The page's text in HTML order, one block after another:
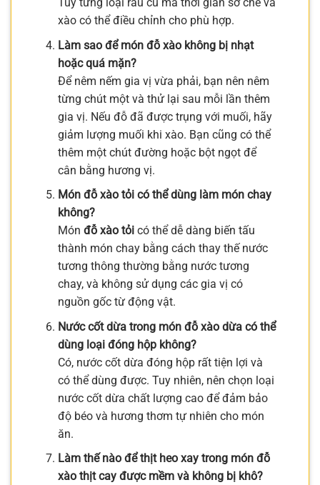
xào có thể điều chỉnh cho phù hợp.
Làm sao để món đỗ xào không bị nhạt
hoặc quá mặn?
Để nêm nếm gia vị vừa phải, bạn nên nêm
từng chút một và thử lại sau mỗi lần thêm
gia vị. Nếu đỗ đã được trụng với muối, hãy
giảm lượng muối khi xào. Bạn cũng có thể
thêm một chút đường hoặc bột ngọt để
cân bằng hương vị.
Món đỗ xào tỏi có thể dùng làm món chay
không?
Món đỗ xào tỏicó thể dễ dàng biến tấu
thành món chay bằng cách thay thế nước
tương thông thường bằng nước tương
chay, và không sử dụng các gia vị có
nguồn gốc từ động vật.
Nước cốt dừa trong món đỗ xào dừa có thể
dùng loại đóng hộp không?
Có, nước cốt dừa đóng hộp rất tiện lợi và
có thể dùng được. Tuy nhiên, nên chọn loại
nước cốt dừa chất lượng cao để đảm bảo
độ béo và hương thơm tự nhiên cho món
ăn.
Làm thế nào để thịt heo xay trong món đỗ
xào thịt cay được mềm và không bị khô?